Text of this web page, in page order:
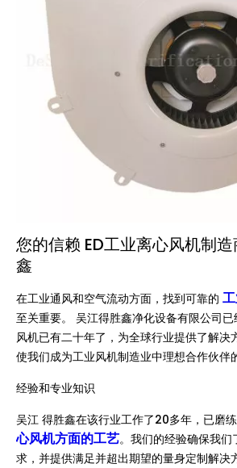
您的信赖 ED工业离心风机制
鑫
在工业通风和空气流动方面，找到可靠的
至关重要。 吴江得胜鑫净化设备有限公司
风机已有二十年了，为全球行业提供了解决
使我们成为工业风机制造业中理想合作伙伴
经验和专业知识
吴江 得胜鑫在该行业工作了20多年，已磨
心风机方面的工艺。我们的经验确保我
求，并提供满足并超出期望的量身定制解决